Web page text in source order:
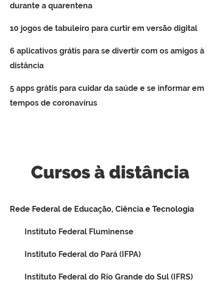
durante a quarentena
10 jogos de tabuleiro para curtir em versão digital
6 aplicativos grátis para se divertir com os amigos à
distância
5 apps grátis para cuidar da saúde e se informar em
tempos de coronavírus
Cursos à distância
Rede Federal de Educação, Ciência e Tecnologia
Instituto Federal Fluminense
Instituto Federal do Pará (IFPA)
Instituto Federal do Rio Grande do Sul (IFRS)